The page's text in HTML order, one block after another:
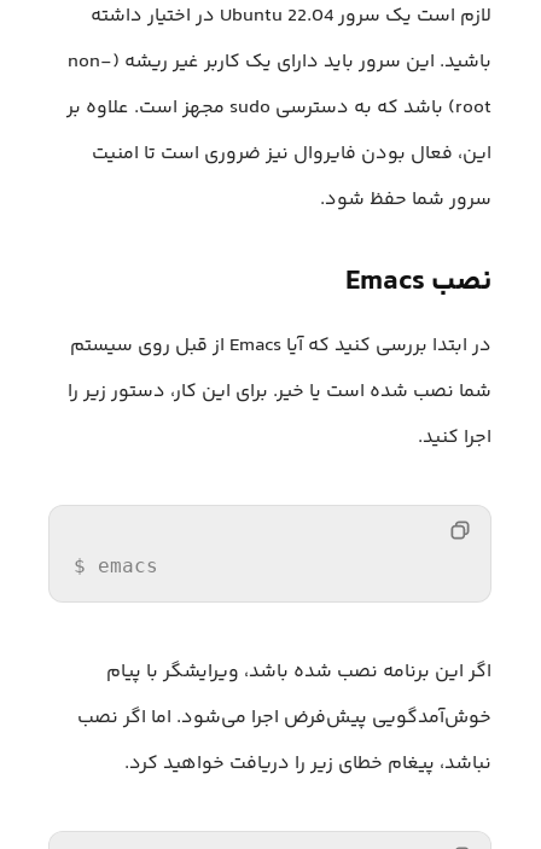
لازم است یک سرور Ubuntu 22.04 در اختیار داشته
باشید. این سرور باید دارای یک کاربر غیر ریشه (non-
root) باشد که به دسترسی sudo مجهز است. علاوه بر
این، فعال بودن فایروال نیز ضروری است تا امنیت
سرور شما حفظ شود.
نصب Emacs
در ابتدا بررسی کنید که آیا Emacs از قبل روی سیستم
شما نصب شده است یا خیر. برای این کار، دستور زیر را
اجرا کنید.
$ emacs
اگر این برنامه نصب شده باشد، ویرایشگر با پیام
خوش‌آمدگویی پیش‌فرض اجرا می‌شود. اما اگر نصب
نباشد، پیغام خطای زیر را دریافت خواهید کرد.